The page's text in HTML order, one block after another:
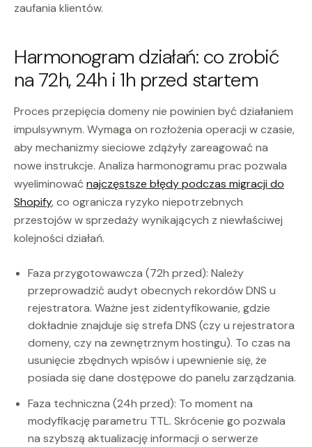
zaufania klientów.
Harmonogram działań: co zrobić
na 72h, 24h i 1h przed startem
Proces przepięcia domeny nie powinien być działaniem
impulsywnym. Wymaga on rozłożenia operacji w czasie,
aby mechanizmy sieciowe zdążyły zareagować na
nowe instrukcje. Analiza harmonogramu prac pozwala
wyeliminowaćnajczęstsze błędy podczas migracji do
Shopify, co ogranicza ryzyko niepotrzebnych
przestojów w sprzedaży wynikających z niewłaściwej
kolejności działań.
Faza przygotowawcza (72h przed): Należy
przeprowadzić audyt obecnych rekordów DNS u
rejestratora. Ważne jest zidentyfikowanie, gdzie
dokładnie znajduje się strefa DNS (czy u rejestratora
domeny, czy na zewnętrznym hostingu). To czas na
usunięcie zbędnych wpisów i upewnienie się, że
posiada się dane dostępowe do panelu zarządzania.
Faza techniczna (24h przed): To moment na
modyfikację parametru TTL. Skrócenie go pozwala
na szybszą aktualizację informacji o serwerze